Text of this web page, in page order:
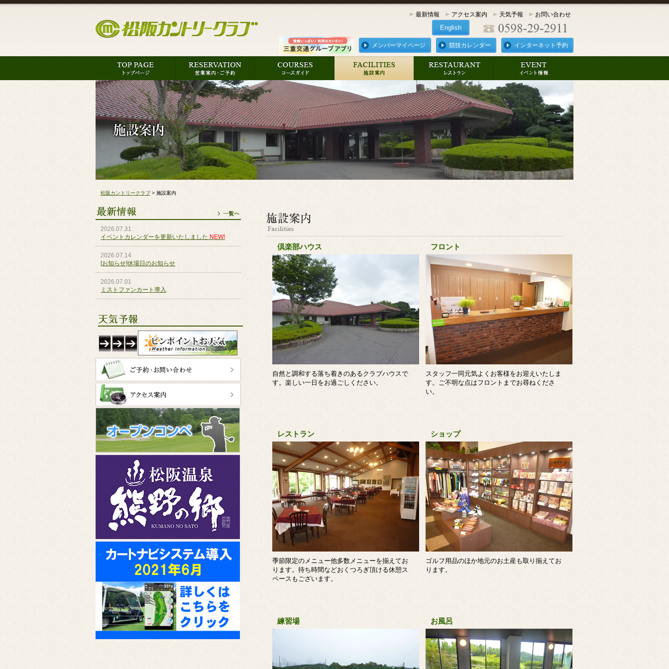
最新情報 アクセス案内 天気予報 お問い合わせ
English
メンバーマイページ 競技カレンダー インターネット予約
松阪カントリークラブ > 施設案内
2026.07.31
イベントカレンダーを更新いたしました NEW!
2026.07.14
[お知らせ]休場日のお知らせ
2026.07.01
ミストファンカート導入
倶楽部ハウス
自然と調和する落ち着きのあるクラブハウスで
す。楽しい一日をお過ごしください。
フロント
スタッフ一同元気よくお客様をお迎えいたしま
す。ご不明な点はフロントまでお尋ねくださ
い。
レストラン
季節限定のメニュー他多数メニューを揃えてお
ります。待ち時間などおくつろぎ頂ける休憩ス
ペースもございます。
ショップ
ゴルフ用品のほか地元のお土産も取り揃えてお
ります。
練習場 お風呂